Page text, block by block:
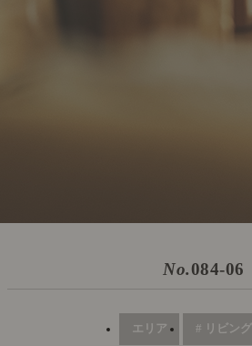
No.084-06
エリア # リビング